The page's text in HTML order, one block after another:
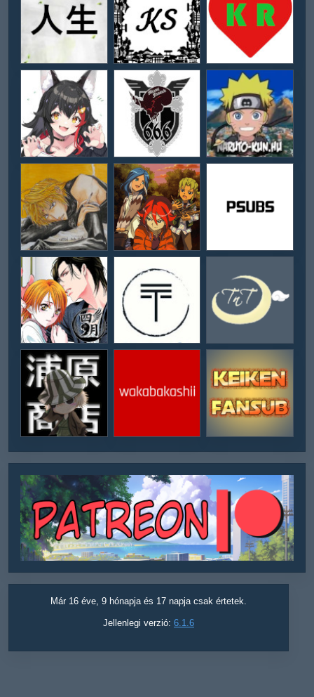
Már 16 éve, 9 hónapja és 17 napja csak értetek.
Jellenlegi verzió: 6.1.6